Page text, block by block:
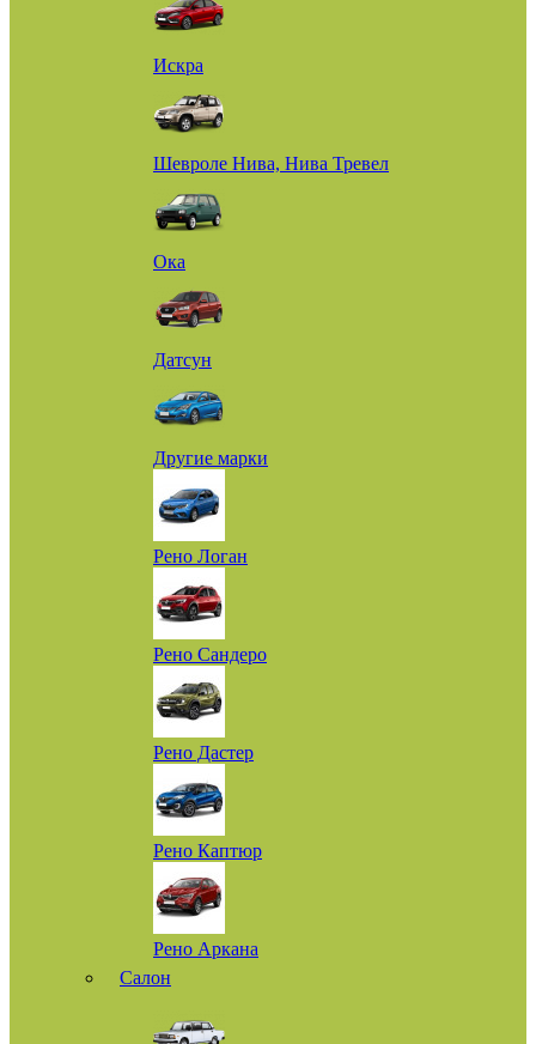
Искра
Шевроле Нива, Нива Тревел
Ока
Датсун
Другие марки
Рено Логан
Рено Сандеро
Рено Дастер
Рено Каптюр
Рено Аркана
Салон